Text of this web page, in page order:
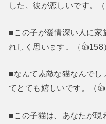
した。彼が恋しいです。（
■この子が愛情深い人に家
れしく思います。（👍158
■なんて素敵な猫なんでし
てとても嬉しいです。（
■この子猫は、あなたが現